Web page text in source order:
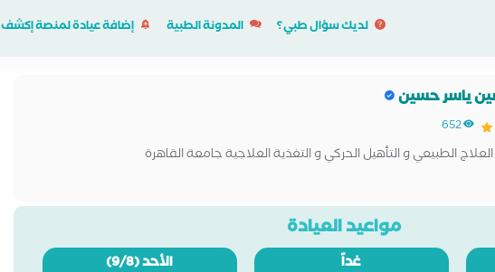
لديك سؤال طبي؟ المدونة الطبية إضافة عيادة لمنصة إكشف
ياسر حسين
652
الطبيعي و التأهيل الحركي و التغذية العلاجية جامعة القاهرة
مواعيد العيادة
غداً الأحد(9/8)